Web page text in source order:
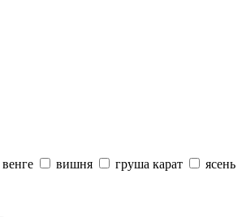
венге вишня груша карат
ясень